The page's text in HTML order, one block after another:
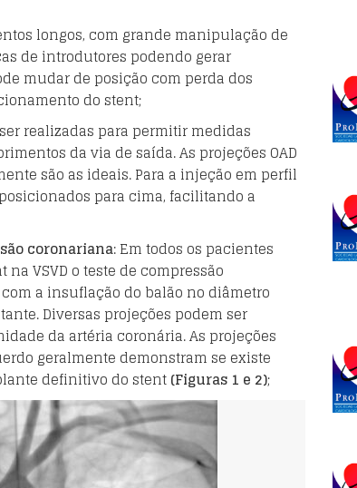
longos, com grande manipulação de
de introdutores podendo gerar
mudar de posição com perda dos
do stent;
realizadas para permitir medidas
da via de saída. As projeções OAD
são as ideais. Para a injeção em perfil
para cima, facilitando a
coronariana: Em todos os pacientes
VSVD o teste de compressão
a insuflação do balão no diâmetro
Diversas projeções podem ser
da artéria coronária. As projeções
geralmente demonstram se existe
definitivo do stent(Figuras 1 e 2);